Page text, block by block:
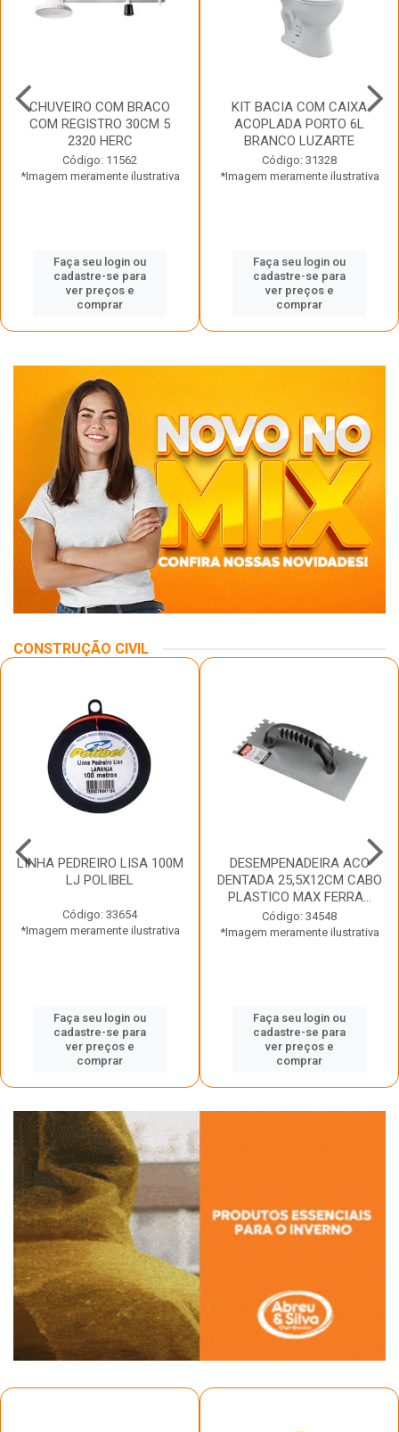
CHUVEIRO COM BRACO
COM REGISTRO 30CM 5
2320 HERC
Código: 11562
*Imagem meramente ilustrativa
Faça seu login ou
cadastre-se para
ver preços e
comprar
KIT BACIA COM CAIXA
ACOPLADA PORTO 6L
BRANCO LUZARTE
Código: 31328
*Imagem meramente ilustrativa
Faça seu login ou
cadastre-se para
ver preços e
comprar
CONSTRUÇÃO CIVIL
LINHA PEDREIRO LISA 100M
LJ POLIBEL
Código: 33654
*Imagem meramente ilustrativa
Faça seu login ou
cadastre-se para
ver preços e
comprar
DESEMPENADEIRA ACO
DENTADA 25,5X12CM CABO
PLASTICO MAX FERRA...
Código: 34548
*Imagem meramente ilustrativa
Faça seu login ou
cadastre-se para
ver preços e
comprar